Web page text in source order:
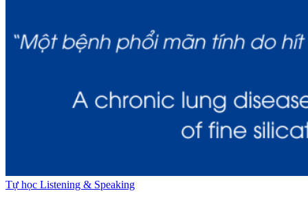
Tự học Listening & Speaking